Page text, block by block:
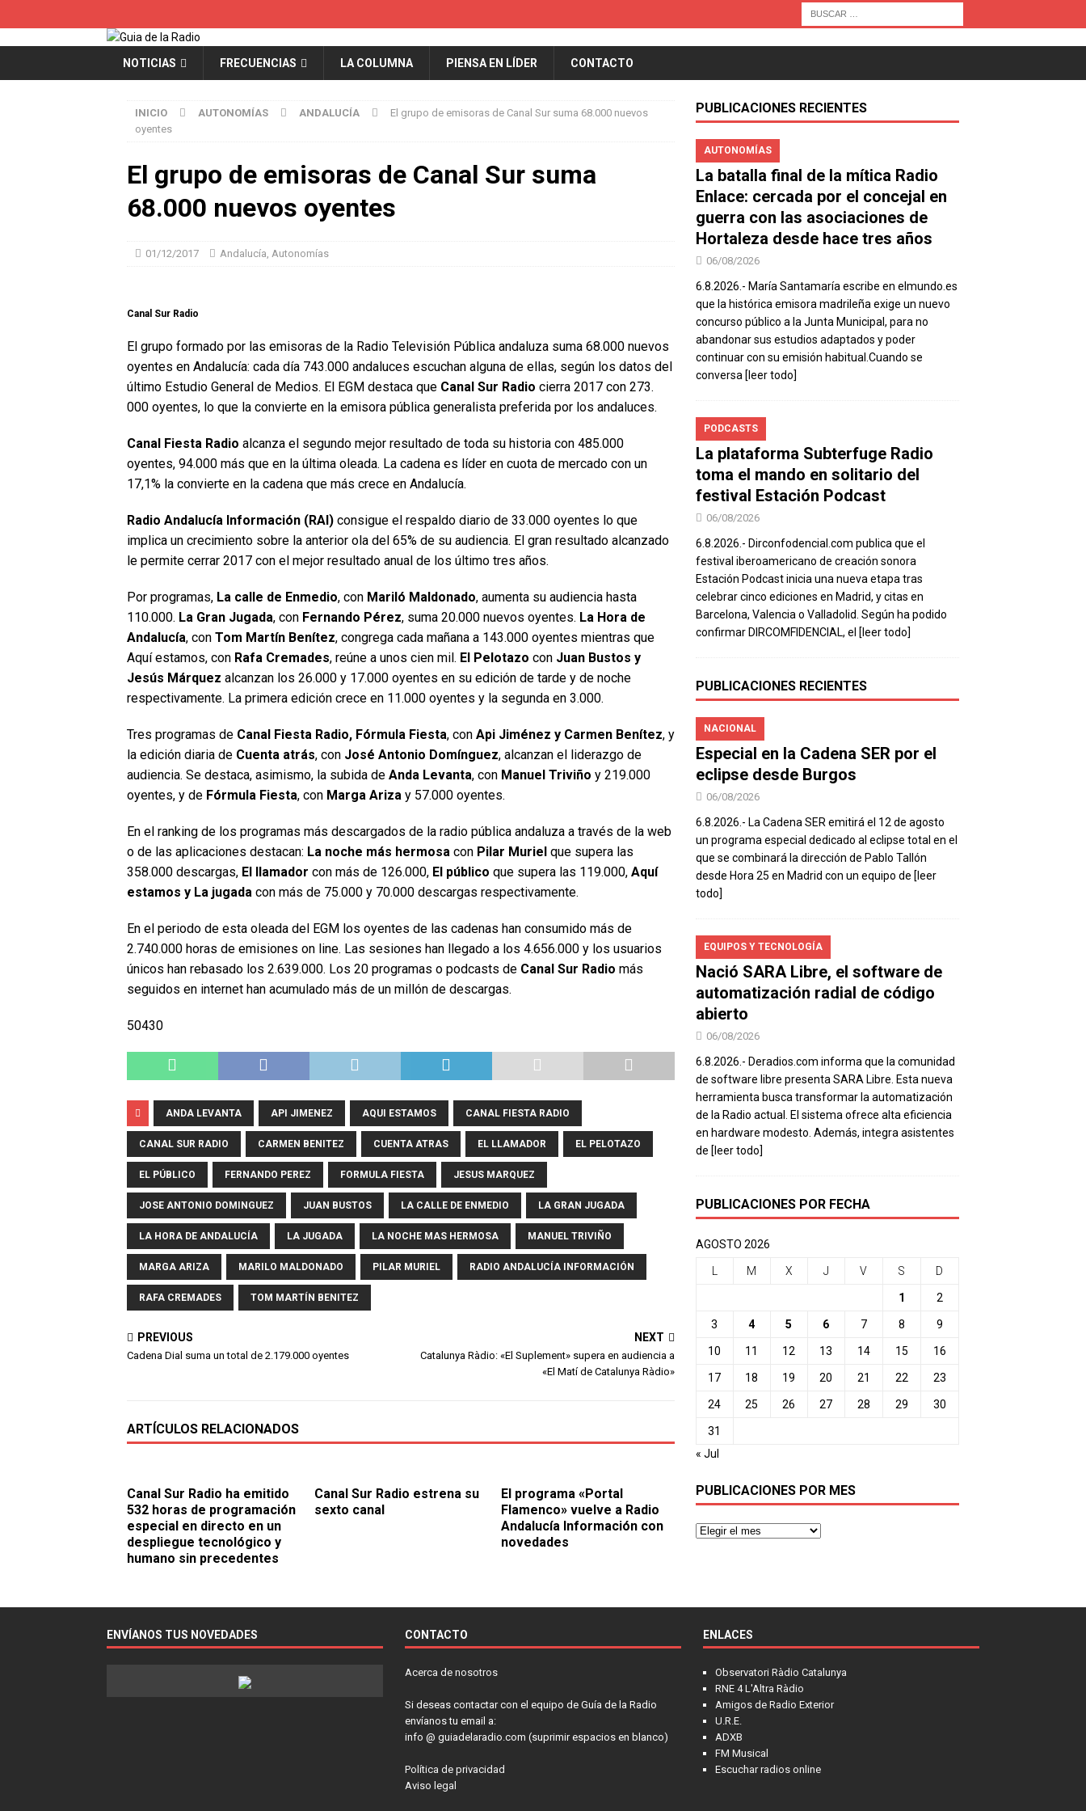
NOTICIAS FRECUENCIAS LA COLUMNA PIENSA EN LÍDER CONTACTO
INICIO AUTONOMÍAS ANDALUCÍA
El grupo de emisoras de Canal Sur suma 68.000 nuevos
oyentes
El grupo de emisoras de Canal Sur suma
68.000 nuevos oyentes
01/12/2017 Andalucía, Autonomías
Canal Sur Radio
El grupo formado por las emisoras de la Radio Televisión Pública andaluza suma 68.000 nuevos
oyentes en Andalucía: cada día 743.000 andaluces escuchan alguna de ellas, según los datos del
último Estudio General de Medios. El EGM destaca que Canal Sur Radio cierra 2017 con 273.
000 oyentes, lo que la convierte en la emisora pública generalista preferida por los andaluces.
Canal Fiesta Radio alcanza el segundo mejor resultado de toda su historia con 485.000
oyentes, 94.000 más que en la última oleada. La cadena es líder en cuota de mercado con un
17,1% la convierte en la cadena que más crece en Andalucía.
Radio Andalucía Información (RAI) consigue el respaldo diario de 33.000 oyentes lo que
implica un crecimiento sobre la anterior ola del 65% de su audiencia. El gran resultado alcanzado
le permite cerrar 2017 con el mejor resultado anual de los último tres años.
Por programas, La calle de Enmedio, con Mariló Maldonado, aumenta su audiencia hasta
110.000. La Gran Jugada, con Fernando Pérez, suma 20.000 nuevos oyentes. La Hora de
Andalucía, con Tom Martín Benítez, congrega cada mañana a 143.000 oyentes mientras que
Aquí estamos, con Rafa Cremades, reúne a unos cien mil. El Pelotazo con Juan Bustos y
Jesús Márquez alcanzan los 26.000 y 17.000 oyentes en su edición de tarde y de noche
respectivamente. La primera edición crece en 11.000 oyentes y la segunda en 3.000.
Tres programas de Canal Fiesta Radio, Fórmula Fiesta, con Api Jiménez y Carmen Benítez, y
la edición diaria de Cuenta atrás, con José Antonio Domínguez, alcanzan el liderazgo de
audiencia. Se destaca, asimismo, la subida de Anda Levanta, con Manuel Triviño y 219.000
oyentes, y de Fórmula Fiesta, con Marga Ariza y 57.000 oyentes.
En el ranking de los programas más descargados de la radio pública andaluza a través de la web
o de las aplicaciones destacan: La noche más hermosa con Pilar Muriel que supera las
358.000 descargas, El llamador con más de 126.000, El público que supera las 119.000, Aquí
estamos y La jugada con más de 75.000 y 70.000 descargas respectivamente.
En el periodo de esta oleada del EGM los oyentes de las cadenas han consumido más de
2.740.000 horas de emisiones on line. Las sesiones han llegado a los 4.656.000 y los usuarios
únicos han rebasado los 2.639.000. Los 20 programas o podcasts de Canal Sur Radio más
seguidos en internet han acumulado más de un millón de descargas.
50430
ANDA LEVANTA API JIMENEZ AQUI ESTAMOS CANAL FIESTA RADIO
CANAL SUR RADIO CARMEN BENITEZ CUENTA ATRAS EL LLAMADOR EL PELOTAZO
EL PÚBLICO FERNANDO PEREZ FORMULA FIESTA JESUS MARQUEZ
JOSE ANTONIO DOMINGUEZ JUAN BUSTOS LA CALLE DE ENMEDIO LA GRAN JUGADA
LA HORA DE ANDALUCÍA LA JUGADA LA NOCHE MAS HERMOSA MANUEL TRIVIÑO
MARGA ARIZA MARILO MALDONADO PILAR MURIEL RADIO ANDALUCÍA INFORMACIÓN
RAFA CREMADES TOM MARTÍN BENITEZ
PREVIOUS
Cadena Dial suma un total de 2.179.000 oyentes
NEXT
Catalunya Ràdio: «El Suplement» supera en audiencia a
«El Matí de Catalunya Ràdio»
ARTÍCULOS RELACIONADOS
Canal Sur Radio ha emitido
532 horas de programación
especial en directo en un
despliegue tecnológico y
humano sin precedentes
Canal Sur Radio estrena su
sexto canal
El programa «Portal
Flamenco» vuelve a Radio
Andalucía Información con
novedades
PUBLICACIONES RECIENTES
AUTONOMÍAS
La batalla final de la mítica Radio
Enlace: cercada por el concejal en
guerra con las asociaciones de
Hortaleza desde hace tres años
06/08/2026
6.8.2026.- María Santamaría escribe en elmundo.es
que la histórica emisora madrileña exige un nuevo
concurso público a la Junta Municipal, para no
abandonar sus estudios adaptados y poder
continuar con su emisión habitual.Cuando se
conversa [leer todo]
PODCASTS
La plataforma Subterfuge Radio
toma el mando en solitario del
festival Estación Podcast
06/08/2026
6.8.2026.- Dirconfodencial.com publica que el
festival iberoamericano de creación sonora
Estación Podcast inicia una nueva etapa tras
celebrar cinco ediciones en Madrid, y citas en
Barcelona, Valencia o Valladolid. Según ha podido
confirmar DIRCOMFIDENCIAL, el [leer todo]
PUBLICACIONES RECIENTES
NACIONAL
Especial en la Cadena SER por el
eclipse desde Burgos
06/08/2026
6.8.2026.- La Cadena SER emitirá el 12 de agosto
un programa especial dedicado al eclipse total en el
que se combinará la dirección de Pablo Tallón
desde Hora 25 en Madrid con un equipo de [leer
todo]
EQUIPOS Y TECNOLOGÍA
Nació SARA Libre, el software de
automatización radial de código
abierto
06/08/2026
6.8.2026.- Deradios.com informa que la comunidad
de software libre presenta SARA Libre. Esta nueva
herramienta busca transformar la automatización
de la Radio actual. El sistema ofrece alta eficiencia
en hardware modesto. Además, integra asistentes
de [leer todo]
PUBLICACIONES POR FECHA
AGOSTO 2026
M X J V S D
1 2
3 4 5 6 7 8 9
10 11 12 13 14 15 16
17 18 19 20 21 22 23
24 25 26 27 28 29 30
31
« Jul
PUBLICACIONES POR MES
ENVÍANOS TUS NOVEDADES CONTACTO
Acerca de nosotros
Si deseas contactar con el equipo de Guía de la Radio
envíanos tu email a:
info @ guiadelaradio.com (suprimir espacios en blanco)
Política de privacidad
Aviso legal
ENLACES
Observatori Ràdio Catalunya
RNE 4 L'Altra Ràdio
Amigos de Radio Exterior
U.R.E.
ADXB
FM Musical
Escuchar radios online